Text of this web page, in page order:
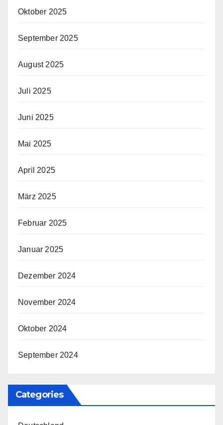
Oktober 2025
September 2025
August 2025
Juli 2025
Juni 2025
Mai 2025
April 2025
März 2025
Februar 2025
Januar 2025
Dezember 2024
November 2024
Oktober 2024
September 2024
Categories